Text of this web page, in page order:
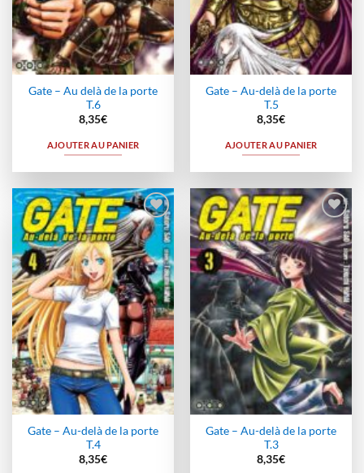
Gate – Au delà de la porte
T.6
8,35€
AJOUTER AU PANIER
Gate – Au-delà de la porte
T.5
8,35€
AJOUTER AU PANIER
Ajouter
à la
wishlist
Gate – Au-delà de la porte
T.4
8,35€
Ajouter
à la
wishlist
Gate – Au-delà de la porte
T.3
8,35€